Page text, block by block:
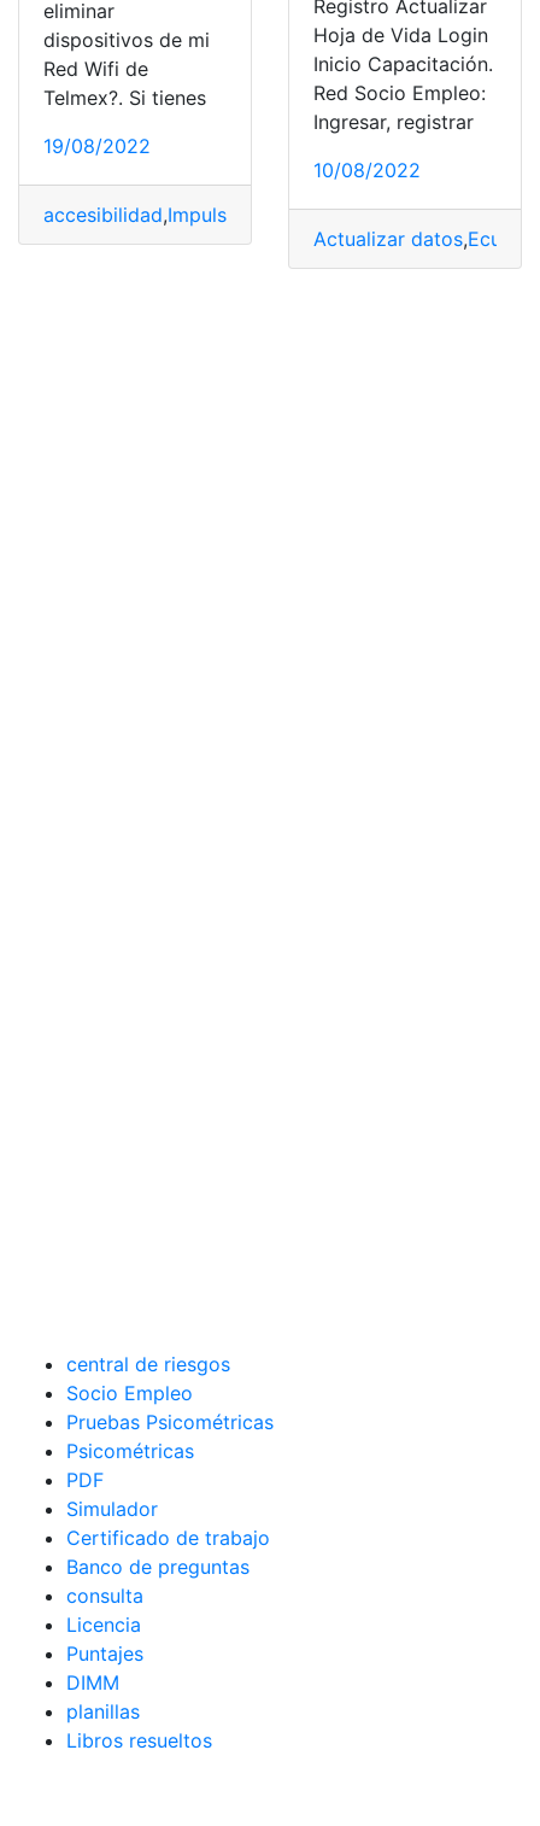
eliminar
dispositivos de mi
Red Wifi de
Telmex?. Si tienes
19/08/2022
accesibilidad,Impulso módem,red wifi,Telmex
Registro Actualizar
Hoja de Vida Login
Inicio Capacitación.
Red Socio Empleo:
Ingresar, registrar
10/08/2022
Actualizar datos,
central de riesgos
Socio Empleo
Pruebas Psicométricas
Psicométricas
PDF
Simulador
Certificado de trabajo
Banco de preguntas
consulta
Licencia
Puntajes
DIMM
planillas
Libros resueltos